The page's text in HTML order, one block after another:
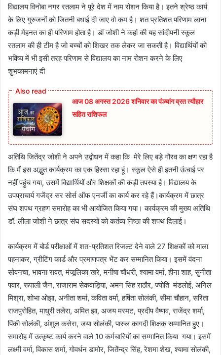
विद्यालय विनोबा नगर रतलाम ने पूरे देश में नाम रोशन किया है। इतने श्रेष्ठ कार्य
के लिए गुरुजनों को जितनी बधाई दी जाए वो कम है। शत प्रतिशत परिणाम लाना
कड़ी मेहनत का ही परिणाम होता है। डॉ जोशी ने कहां की यह सांदीपनी स्कूल
रतलाम की ही टीम है जो बच्चों को शिखर तक लेकर जा सकती है। विद्यार्थियों को
भविष्य में भी इसी तरह परिणाम से विद्यालय का नाम रोशन करने के लिए
शुभकामनाएं दी
आज 08 अगस्त 2026‌ शनिवार का पंञ्चांग व्रत त्यौहार
सहित राशिफल
अतिथि जितेंद्र जोशी ने अपने उद्बोधन में कहा कि मेरे लिए बड़े गौरव का क्षण रहा है
कि मैं इस अद्भुत कार्यक्रम का एक हिस्सा रहा हूं। स्कूल ऐसे ही इतनी ऊंचाई पर
नहीं पहुंच गया, उसमें विद्यार्थियों और शिक्षकों की कड़ी तपस्या है। विद्यालय के
उपप्राचार्य गजेंद्र सर सोर्स ऑफ एनर्जी का कार्य कर रहे हैं।कार्यक्रम में छात्र
संघ शपथ ग्रहण समारोह का भी आयोजित किया गया। कार्यक्रम की मुख्य अतिथि
डॉ. लीला जोशी ने छात्र संघ सदस्यों को कर्तव्य निष्ठा की शपथ दिलाई।
कार्यक्रम में बोर्ड परीक्षाओं में शत-प्रतिशत रिजल्ट देने वाले 27 शिक्षकों को माला
पहनाकर, ग्रीटिंग कार्ड और प्रमाणपत्र भेंट कर सम्मानित किया। इसमें वंदना
सोवनचा, भावना रावत, ⁠मंजूलिका खरे, ⁠मनीषा चौधरी, ⁠श्यामा वर्मा, ⁠हीना शाह, ⁠सुनीता
पवार, ⁠रूपाली जैन, ⁠राजाराम सेकवाड़िया, ⁠अमन सिंह राठौर, ज्योति ⁠ मंडलोई, ⁠अनिल
मिश्रा, शोभा ओझा, ⁠अनीता शर्मा, ⁠कविता वर्मा, ⁠हर्षिता सोलंकी, सीमा चौहान, ⁠सरिता
राजपुरोहित, ⁠माधुरी तलेरा, ⁠अमित झा, ⁠अजय मरमट, प्रदीप वैष्णव, राजेंद्र शर्मा,
पिंकी सोलंकी, अंशुल कसेरा, जया सोलंकी, पारुल कागदी शिक्षक सम्मानित हुए।
समारोह में उत्कृष्ट कार्य करने वाले 10 कर्मचारियों का सम्मानित किया गया। इसमें
लक्ष्मी वर्मा, विकास शर्मा, गोवर्धन डामोर, जितेंन्द्र सिंह, रेशमा शेख, श्यामा सोलंकी,